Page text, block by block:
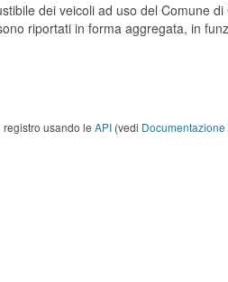
dei veicoli ad uso del Comune
riportati in forma aggregata, in
usando le API (vedi Documentazione